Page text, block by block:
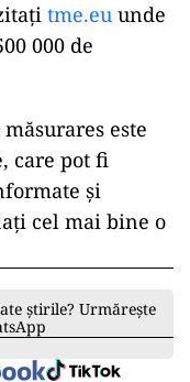
tme.eu unde
000 de
este
care pot fi
și
cel mai bine o
știrile? Urmărește